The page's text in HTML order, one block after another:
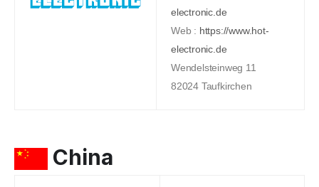
electronic.de
Web : https://www.hot-
electronic.de
Wendelsteinweg 11
82024 Taufkirchen
China